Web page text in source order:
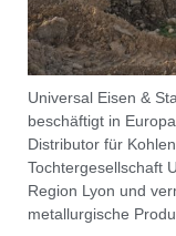
Universal Eisen &
beschäftigt in
Distributor für
Tochtergesellschaft
Region Lyon und
metallurgische